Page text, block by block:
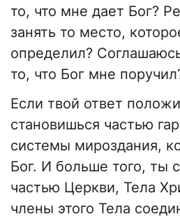
то, что мне дает Бог?
занять то место,
определил?
то, что Бог мне
Если твой ответ
становишься частью
системы мироздания,
Бог. И больше того, ты
частью Церкви, Тела
члены этого Тела